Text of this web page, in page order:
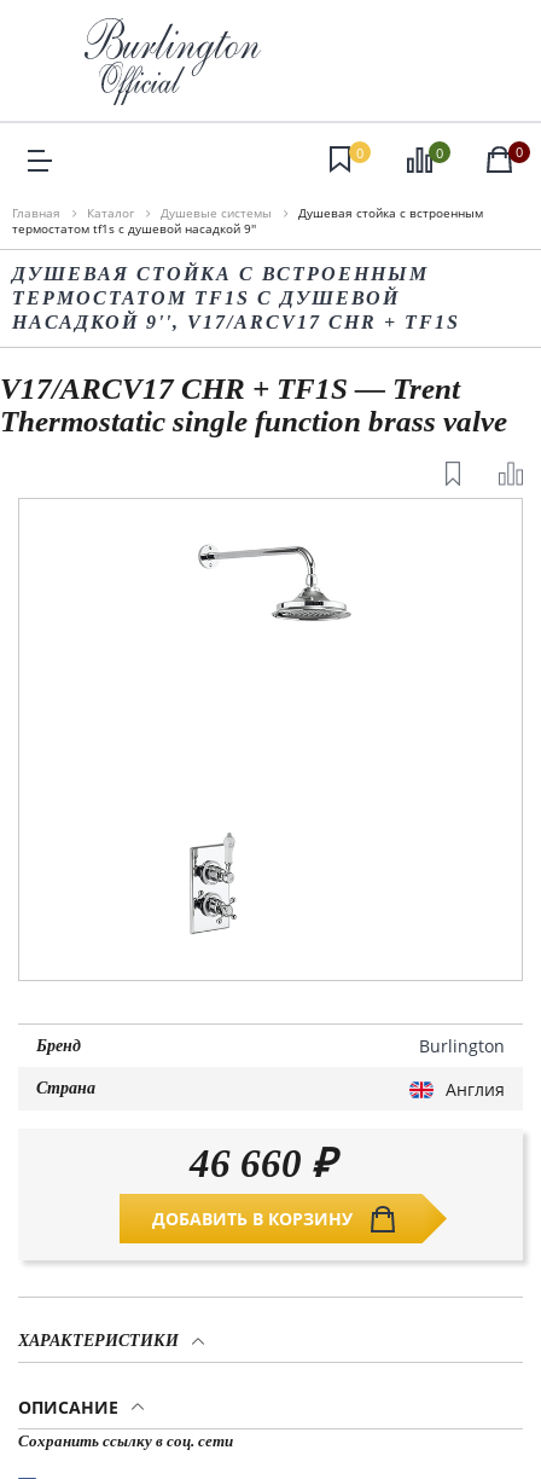
0 0 0
Главная Каталог Душевые системы
Душевая стойка c встроенным
термостатом tf1s c душевой насадкой 9''
ДУШЕВАЯ СТОЙКА C ВСТРОЕННЫМ
ТЕРМОСТАТОМ TF1S C ДУШЕВОЙ
НАСАДКОЙ 9'', V17/ARCV17 CHR + TF1S
V17/ARCV17 CHR + TF1S — Trent
Thermostatic single function brass valve
Бренд Burlington
Страна Англия
46 660 ₽
ДОБАВИТЬ В КОРЗИНУ
ХАРАКТЕРИСТИКИ
ОПИСАНИЕ
Сохранить ссылку в соц. сети